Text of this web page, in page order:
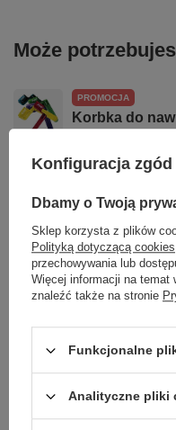
Może
PROMOCJA
Korbka do
Najniższa cena z 30
Kapodaster do
akustycznych
65,57 zł
Najniższa cena z
Stroik, tuner
ukulele
Najniższa cena z 30
Cena regularna:
Konfiguracja zgód
Dbamy o Twoją
Sklep korzysta z plików
Polityką dotyczącą cookies
przechowywania lub
Więcej informacji na temat
znaleźć także na stronie
Funkcjonalne
Analityczne pliki